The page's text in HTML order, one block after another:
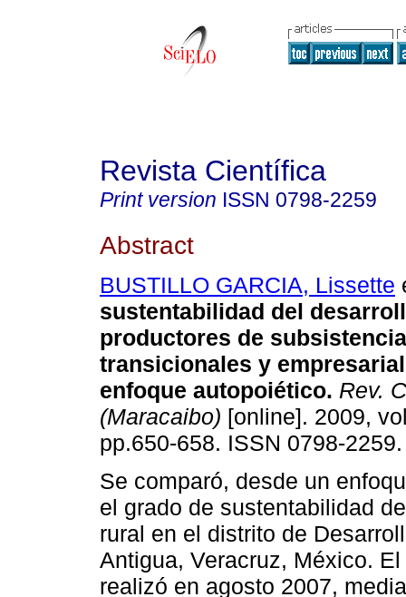
Revista Científica
Print version ISSN 0798-2259
Abstract
BUSTILLO GARCIA, Lissette
sustentabilidad del
productores de
transicionales y
enfoque autopoiético. Rev.
(Maracaibo) [online]. 2009,
pp.650-658. ISSN 0798-2259.
Se comparó, desde un
el grado de sustentabilidad
rural en el distrito de
Antigua, Veracruz, México.
realizó en agosto 2007,